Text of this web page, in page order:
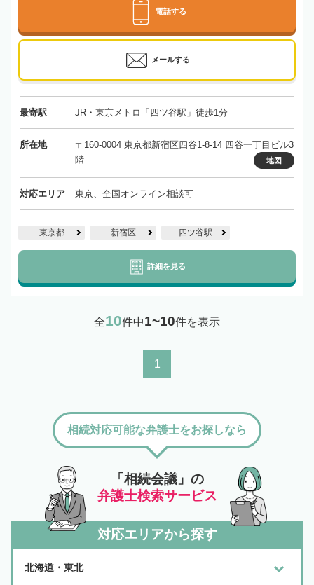
電話する
メールする
最寄駅 JR・東京メトロ「四ツ谷駅」徒歩1分
所在地
〒160-0004 東京都新宿区四谷1-8-14 四谷一丁目ビル3
階
地図
対応エリア 東京、全国オンライン相談可
東京都 新宿区 四ツ谷駅
詳細を見る
全10件中1~10件を表示
1
「相続会議」の
弁護士検索サービス
相続対応可能な弁護士をお探しなら
対応エリアから探す
北海道・東北